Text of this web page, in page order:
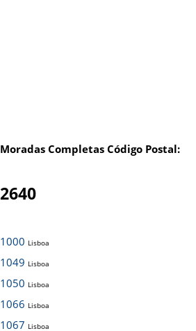
Moradas Completas Código Postal:
2640
1000 Lisboa
1049 Lisboa
1050 Lisboa
1066 Lisboa
1067 Lisboa